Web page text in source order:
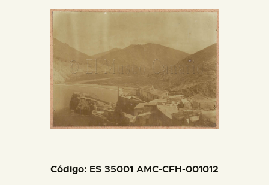
ACTIVIDADES
COLECCIONES
Código: ES 35001 AMC-CFH-001012